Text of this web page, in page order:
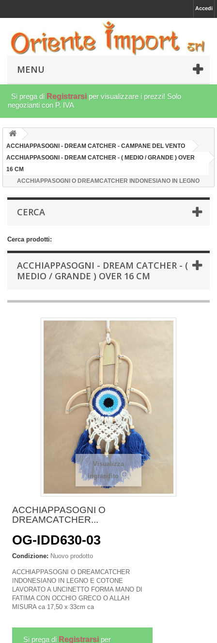
Accedi
MENU
Si prega di Registrarsi per visualizzare i prezzi! Solo
negozianti con P. IVA
ACCHIAPPASOGNI - DREAM CATCHER - CAMPANE DEL VENTO
ACCHIAPPASOGNI - DREAM CATCHER - ( MEDIO / GRANDE ) OVER
16 CM
ACCHIAPPASOGNI O DREAMCATCHER INDONESIANO IN LEGNO
CERCA
Cerca prodotti:
ACCHIAPPASOGNI - DREAM CATCHER - (
MEDIO / GRANDE ) OVER 16 CM
Visualizza
ingrandito
ACCHIAPPASOGNI O
DREAMCATCHER...
OG-IDD630-03
Condizione: Nuovo prodotto
ACCHIAPPASOGNI O DREAMCATCHER
INDONESIANO IN LEGNO E COTONE
LAVORATO A UNCINETTO FORMA MANO DI
FATIMA CON OCCHIO GRECO O ALLAH
MISURA ca 17,50 x 33cm ca
Si prega di Registrarsi per